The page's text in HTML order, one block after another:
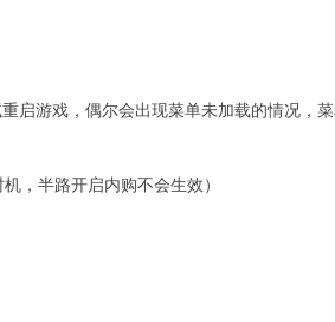
启游戏，偶尔会出现菜单未加载的情况，
，半路开启内购不会生效）